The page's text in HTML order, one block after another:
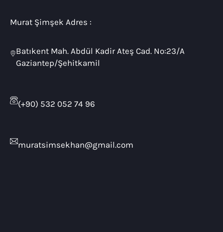
Murat Şimşek Adres :
Batıkent Mah. Abdül Kadir Ateş Cad. No:23/A
Gaziantep/Şehitkamil
(+90) 532 052 74 96
muratsimsekhan@gmail.com